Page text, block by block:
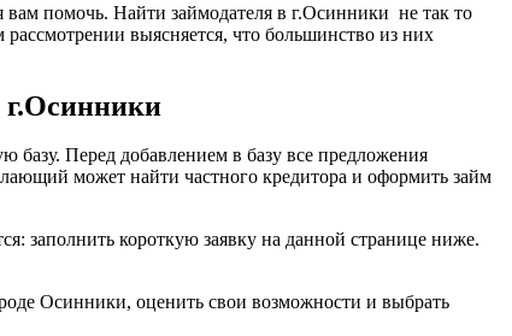
помочь. Найти займодателя в г.Осинники не так то
выясняется, что большинство из них
г.Осинники
Перед добавлением в базу все предложения
может найти частного кредитора и оформить займ
заполнить короткую заявку на данной странице ниже.
Осинники, оценить свои возможности и выбрать